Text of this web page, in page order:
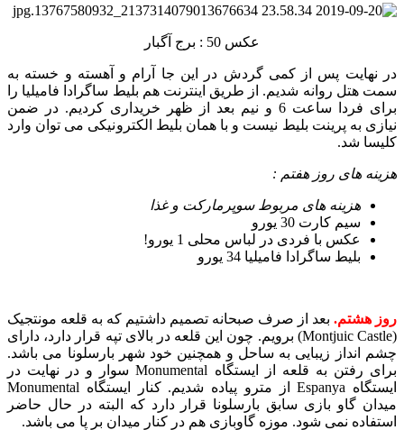
عکس 50 : برج آگبار
در نهایت پس از کمی گردش در این جا آرام و آهسته و خسته به
سمت هتل روانه شدیم. از طریق اینترنت هم بلیط ساگرادا فامیلیا را
برای فردا ساعت 6 و نیم بعد از ظهر خریداری کردیم. در ضمن
نیازی به پرینت بلیط نیست و با همان بلیط الکترونیکی می توان وارد
کلیسا شد.
هزینه های روز هفتم :
هزینه های مربوط سوپرمارکت و غذا
سیم کارت 30 یورو
عکس با فردی در لباس محلی 1 یورو!
بلیط ساگرادا فامیلیا 34 یورو
روز هشتم. بعد از صرف صبحانه تصمیم داشتیم که به قلعه مونتجیک
(Montjuic Castle) برویم. چون این قلعه در بالای تپه قرار دارد، دارای
چشم انداز زیبایی به ساحل و همچنین خود شهر بارسلونا می باشد.
برای رفتن به قلعه از ایستگاه Monumental سوار و در نهایت در
ایستگاه Espanya از مترو پیاده شدیم. کنار ایستگاه Monumental
میدان گاو بازی سابق بارسلونا قرار دارد که البته در حال حاضر
استفاده نمی شود. موزه گاوبازی هم در کنار میدان بر پا می باشد.